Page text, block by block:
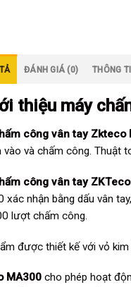
ĐÁNH GIÁ (0) THÔNG
thiệu máy
công vân tay Zkteco
vào và chấm công. Thuật
công vân tay
xác nhận bằng dấu vân
lượt chấm công.
được thiết kế với vỏ
MA300 cho phép hoạt